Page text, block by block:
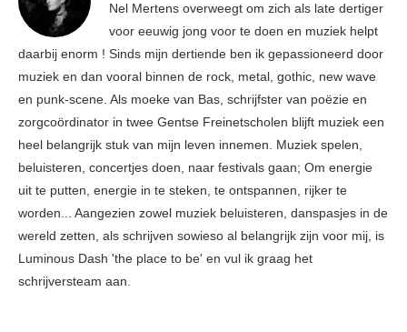
Nel Mertens overweegt om zich als late dertiger
voor eeuwig jong voor te doen en muziek helpt
daarbij enorm ! Sinds mijn dertiende ben ik gepassioneerd door
muziek en dan vooral binnen de rock, metal, gothic, new wave
en punk-scene. Als moeke van Bas, schrijfster van poëzie en
zorgcoördinator in twee Gentse Freinetscholen blijft muziek een
heel belangrijk stuk van mijn leven innemen. Muziek spelen,
beluisteren, concertjes doen, naar festivals gaan; Om energie
uit te putten, energie in te steken, te ontspannen, rijker te
worden... Aangezien zowel muziek beluisteren, danspasjes in de
wereld zetten, als schrijven sowieso al belangrijk zijn voor mij, is
Luminous Dash 'the place to be' en vul ik graag het
schrijversteam aan.